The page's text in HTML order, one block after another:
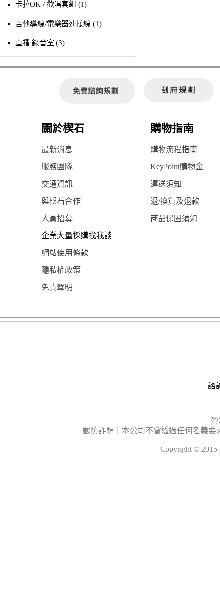
卡拉OK / 歡唱套組 (1)
吉他導線/電樂器連接線 (1)
直播 錄音室 (3)
關於楔石 購物指南
最新消息 購物流程指南
服務團隊 KeyPoint購物金
交通資訊 運送須知
與楔石合作 退/換貨及退款
人員招募 商品保固須知
企業大量採購找我談
網站使用條款
隱私權政策
免責聲明
諮
營
嚴防詐騙｜本公司不會透過任何名義
Copyright ©